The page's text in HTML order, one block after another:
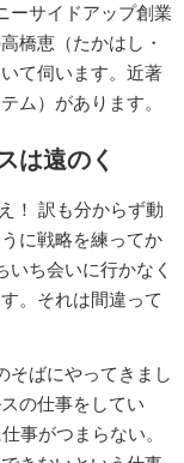
ーサイドアップ創業
橋恵（たかはし・
て伺います。近著
ム）があります。
は遠のく
！ 訳も分からず動
に戦略を練ってか
いち会いに行かなく
。それは間違って
そばにやってきまし
の仕事をしてい
事がつまらない。